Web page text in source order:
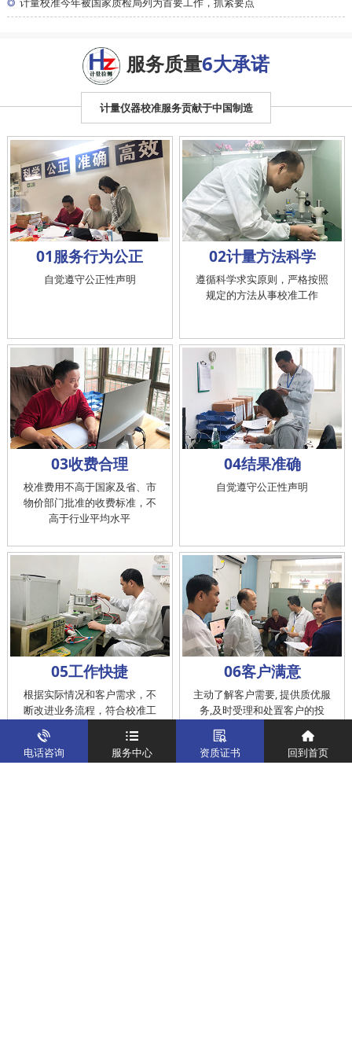
计量校准今年被国家质检局列为首要工作，抓紧要点
服务质量6大承诺
计量仪器校准服务贡献于中国制造
01服务行为公正
自觉遵守公正性声明
02计量方法科学
遵循科学求实原则，严格按照
规定的方法从事校准工作
03收费合理
校准费用不高于国家及省、市
物价部门批准的收费标准，不
高于行业平均水平
04结果准确
自觉遵守公正性声明
05工作快捷
根据实际情况和客户需求，不
断改进业务流程，符合校准工
作在服务的时间标准内完成
06客户满意
主动了解客户需要, 提供质优服
务,及时受理和处置客户的投
诉，提供快捷、方便的后续服
电话咨询 服务中心 资质证书 回到首页